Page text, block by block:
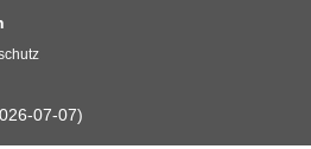
07-07)